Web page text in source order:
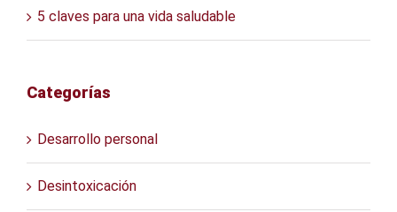
5 claves para una vida saludable
Categorías
Desarrollo personal
Desintoxicación